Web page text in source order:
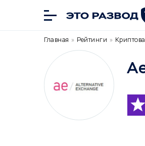
Главная » Рейтинги »